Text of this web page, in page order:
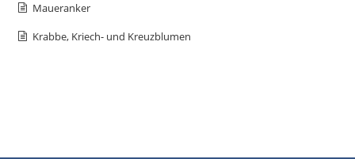
Maueranker
Krabbe, Kriech- und Kreuzblumen